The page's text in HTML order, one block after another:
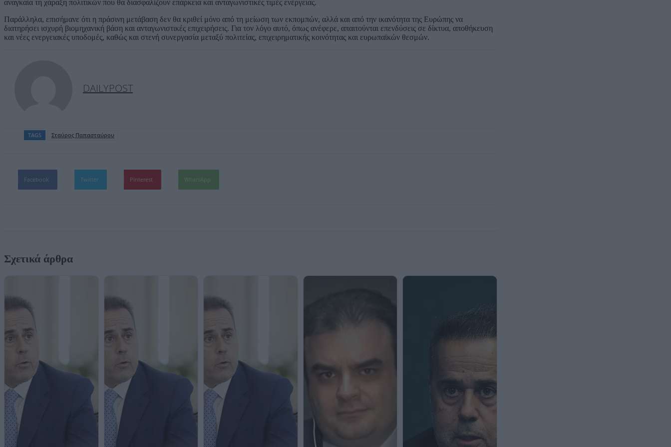
αναγκαία τη χάραξη πολιτικών που θα διασφαλίζουν επάρκεια και ανταγωνιστικές τιμές ενέργειας.
Παράλληλα, επισήμανε ότι η πράσινη μετάβαση δεν θα κριθεί μόνο από τη μείωση των εκπομπών, αλλά και από την ικανότητα της Ευρώπης να
διατηρήσει ισχυρή βιομηχανική βάση και ανταγωνιστικές επιχειρήσεις. Για τον λόγο αυτό, όπως ανέφερε, απαιτούνται επενδύσεις σε δίκτυα, αποθήκευση
και νέες ενεργειακές υποδομές, καθώς και στενή συνεργασία μεταξύ πολιτείας, επιχειρηματικής κοινότητας και ευρωπαϊκών θεσμών.
DAILYPOST
TAGS Σταύρος Παπασταύρου
Facebook Twitter Pinterest WhatsApp
Σχετικά άρθρα